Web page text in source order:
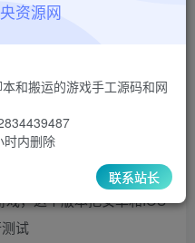
￥ 1000
，这个版本把安卓和IOS
试
资源网
和搬运的游戏手工源码和网
时内删除
联系站长